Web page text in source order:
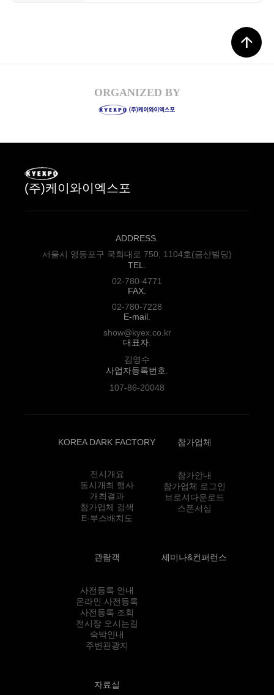
arrow_upward
ORGANIZED BY
(주)케이와이엑스포
ADDRESS.
서울시 영등포구 국회대로 750, 1104호(금산빌딩)
TEL.
02-780-4771
FAX.
02-780-7228
E-mail.
show@kyex.co.kr
대표자.
김영수
사업자등록번호.
107-86-20048
KOREA DARK FACTORY
전시개요
동시개최 행사
개최결과
참가업체 검색
E-부스배치도
참가업체
참가안내
참가업체 로그인
브로셔다운로드
스폰서십
관람객
사전등록 안내
온라인 사전등록
사전등록 조회
전시장 오시는길
숙박안내
주변관광지
세미나&컨퍼런스
자료실